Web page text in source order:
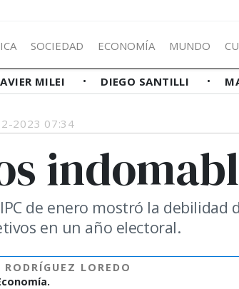
SOCIEDAD ECONOMÍA MUNDO
MILEI DIEGO SANTILLI
2023 07:34
de enero mostró la debilidad
en un año electoral.
LOREDO